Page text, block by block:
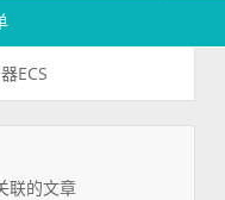
ECS
联的文章